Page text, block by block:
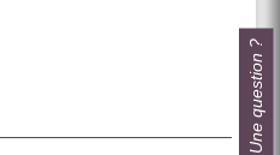
Une question ?